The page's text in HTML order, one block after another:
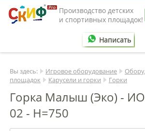
Производство детских
и спортивных площадок!
Написать
Вы здесь: Игровое оборудование
площадок
Карусели и горки Горки
Горка Малыш (Эко) -
02 - Н=750